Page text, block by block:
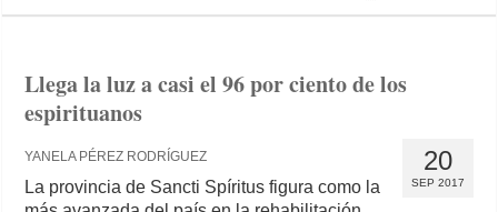
Llega la luz a casi el 96 por ciento de los
espirituanos
20
SEP 2017
YANELA PÉREZ RODRÍGUEZ
La provincia de Sancti Spíritus figura como la